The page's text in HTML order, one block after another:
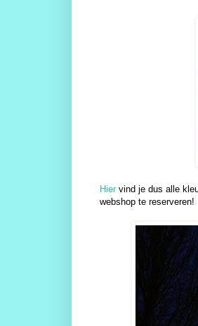
Hier vind je dus alle
webshop te reserveren!